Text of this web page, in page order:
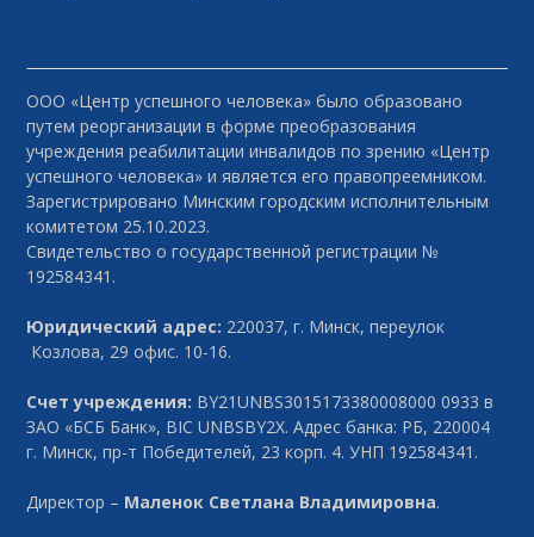
ООО «Центр успешного человека» было образовано
путем реорганизации в форме преобразования
учреждения реабилитации инвалидов по зрению «Центр
успешного человека» и является его правопреемником.
Зарегистрировано Минским городским исполнительным
комитетом 25.10.2023.
Свидетельство о государственной регистрации №
192584341.
Юридический адрес: 220037, г. Минск, переулок
Козлова, 29 офис. 10-16.
Счет учреждения: BY21UNBS3015173380008000 0933 в
ЗАО «БСБ Банк», BIC UNBSBY2X. Адрес банка: РБ, 220004
г. Минск, пр-т Победителей, 23 корп. 4. УНП 192584341.
Директор – Маленок Светлана Владимировна.